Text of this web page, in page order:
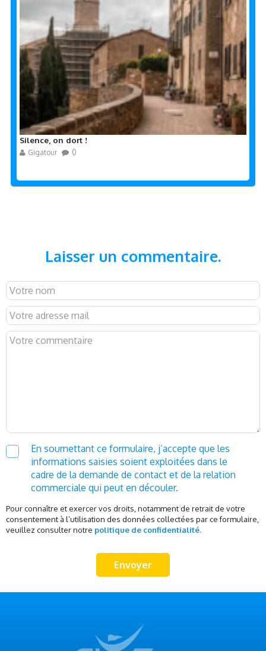
Silence, on dort !
Gigatour 0
Laisser un commentaire.
En soumettant ce formulaire, j’accepte que les
informations saisies soient exploitées dans le
cadre de la demande de contact et de la relation
commerciale qui peut en découler.
Pour connaître et exercer vos droits, notamment de retrait de votre
consentement à l’utilisation des données collectées par ce formulaire,
veuillez consulter notre politique de confidentialité.